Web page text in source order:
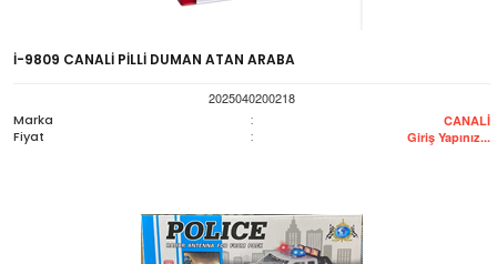
İ-9809 CANALİ PİLLİ DUMAN ATAN ARABA
2025040200218
Marka
: CANALİ
Fiyat : Giriş Yapınız...